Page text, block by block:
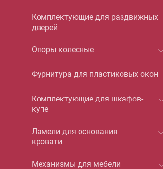
Комплектующие для раздвижных
дверей
Опоры колесные
Фурнитура для пластиковых окон
Комплектующие для шкафов-
купе
Ламели для основания
кровати
Механизмы для мебели